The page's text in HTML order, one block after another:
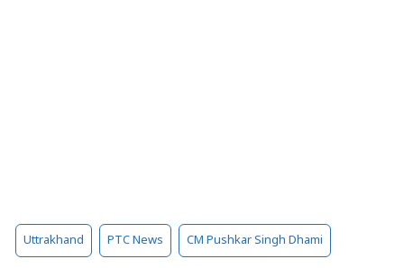
Uttrakhand PTC News CM Pushkar Singh Dhami